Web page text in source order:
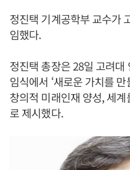
정진택 기계공학부 교수가
임했다.
정진택 총장은 28일 고려
임식에서 ‘새로운 가치를
창의적 미래인재 양성, 세
로 제시했다.